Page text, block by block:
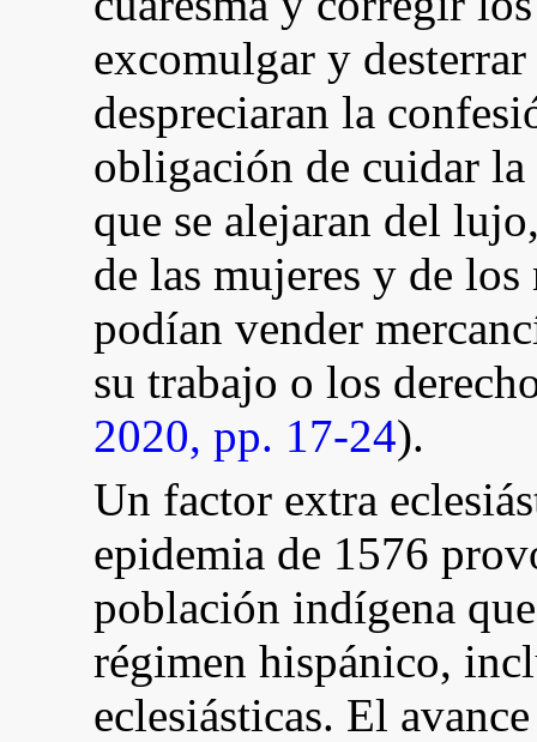
excomulgar y
despreciaran la
obligación de cuidar
que se alejaran del
de las mujeres y de
podían vender
su trabajo o los
2020, pp. 17-24).
Un factor extra
epidemia de 1576
población indígena
régimen hispánico,
eclesiásticas. El